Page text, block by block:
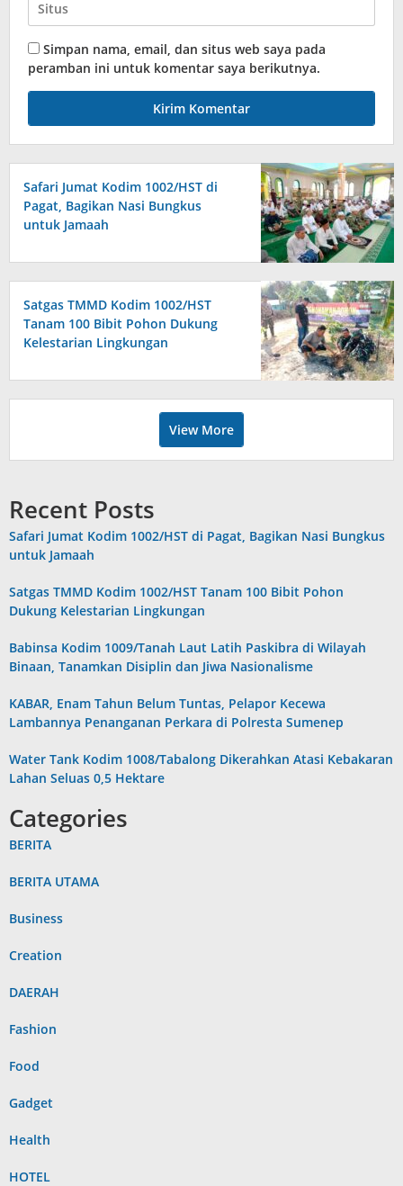
Simpan nama, email, dan situs web saya pada
peramban ini untuk komentar saya berikutnya.
Safari Jumat Kodim 1002/HST di
Pagat, Bagikan Nasi Bungkus
untuk Jamaah
Satgas TMMD Kodim 1002/HST
Tanam 100 Bibit Pohon Dukung
Kelestarian Lingkungan
View More
Recent Posts
Safari Jumat Kodim 1002/HST di Pagat, Bagikan Nasi Bungkus
untuk Jamaah
Satgas TMMD Kodim 1002/HST Tanam 100 Bibit Pohon
Dukung Kelestarian Lingkungan
Babinsa Kodim 1009/Tanah Laut Latih Paskibra di Wilayah
Binaan, Tanamkan Disiplin dan Jiwa Nasionalisme
KABAR, Enam Tahun Belum Tuntas, Pelapor Kecewa
Lambannya Penanganan Perkara di Polresta Sumenep
Water Tank Kodim 1008/Tabalong Dikerahkan Atasi Kebakaran
Lahan Seluas 0,5 Hektare
Categories
BERITA
BERITA UTAMA
Business
Creation
DAERAH
Fashion
Food
Gadget
Health
HOTEL